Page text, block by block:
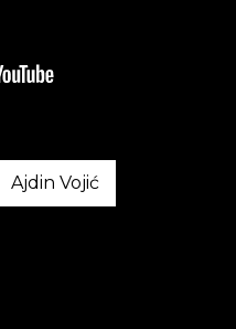
Ajdin Vojić